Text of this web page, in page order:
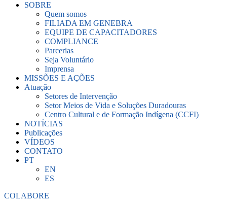
SOBRE
Quem somos
FILIADA EM GENEBRA
EQUIPE DE CAPACITADORES
COMPLIANCE
Parcerias
Seja Voluntário
Imprensa
MISSÕES E AÇÕES
Atuação
Setores de Intervenção
Setor Meios de Vida e Soluções Duradouras
Centro Cultural e de Formação Indígena (CCFI)
NOTÍCIAS
Publicações
VÍDEOS
CONTATO
PT
EN
ES
COLABORE